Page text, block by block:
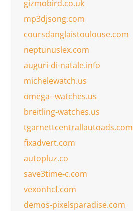
gizmobird.co.uk
mp3djsong.com
coursdanglaistoulouse.com
neptunuslex.com
auguri-di-natale.info
michelewatch.us
omega--watches.us
breitling-watches.us
tgarnettcentrallautoads.com
fixadvert.com
autopluz.co
save3time-c.com
vexonhcf.com
demos-pixelsparadise.com